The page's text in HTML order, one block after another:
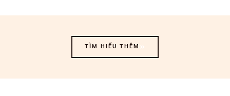
TÌM HIỂU THÊM